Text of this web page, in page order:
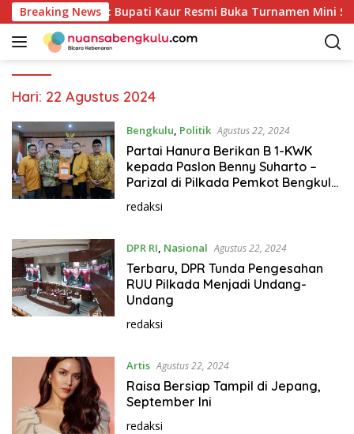
a
Breaking News
HUT RI ke-81: Bupati Kaur Resmi Buka Turnamen Mini
Hari: 22 Agustus 2024
Bengkulu, Politik Agustus 22, 2024
Partai Hanura Berikan B 1-KWK
kepada Paslon Benny Suharto –
Parizal di Pilkada Pemkot Bengkulu
2024
redaksi
DPR RI, Nasional Agustus 22, 2024
Terbaru, DPR Tunda Pengesahan
RUU Pilkada Menjadi Undang-
Undang
redaksi
Artis Agustus 22, 2024
Raisa Bersiap Tampil di Jepang,
September Ini
redaksi